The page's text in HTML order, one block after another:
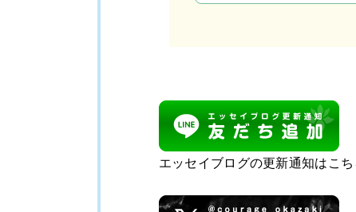
エッセイブログの更新通知はこ